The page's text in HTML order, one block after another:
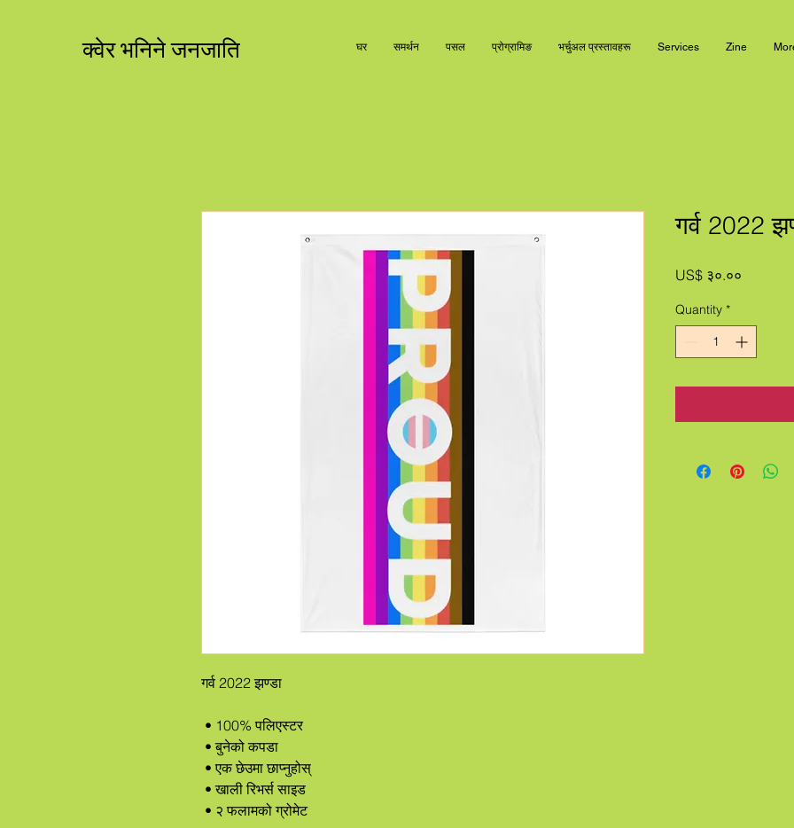
क्वेर भनिने जनजाति घर समर्थन पसल प्रोग्रामिङ भर्चुअल प्रस्तावहरू Services Zine
गर्व 2022 झण्डा
• 100% पलिएस्टर
• बुनेको कपडा
• एक छेउमा छाप्नुहोस्
• खाली रिभर्स साइड
• २ फलामको ग्रोमेट
गर्व 2022
US$ ३०.००
Quantity *